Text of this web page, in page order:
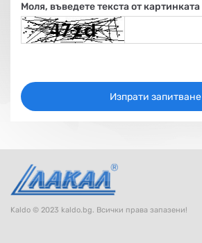
Моля, въведете текста от картинката
Изпрати запитване
Kaldo © 2023 kaldo.bg. Всички права запазени!